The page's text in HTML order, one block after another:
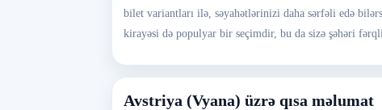
bilet variantları ilə, səyahətlərinizi daha sərfəli edə
kirayəsi də populyar bir seçimdir, bu da sizə şəhəri
Avstriya (Vyana) üzrə qısa məlumat